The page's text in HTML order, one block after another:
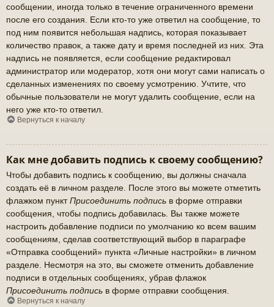
сообщении, иногда только в течение ограниченного времени
после его создания. Если кто-то уже ответил на сообщение, то
под ним появится небольшая надпись, которая показывает
количество правок, а также дату и время последней из них. Эта
надпись не появляется, если сообщение редактировал
администратор или модератор, хотя они могут сами написать о
сделанных изменениях по своему усмотрению. Учтите, что
обычные пользователи не могут удалить сообщение, если на
него уже кто-то ответил.
Вернуться к началу
Как мне добавить подпись к своему сообщению?
Чтобы добавить подпись к сообщению, вы должны сначала
создать её в личном разделе. После этого вы можете отметить
флажком пунктПрисоединить подпись в форме отправки
сообщения, чтобы подпись добавилась. Вы также можете
настроить добавление подписи по умолчанию ко всем вашим
сообщениям, сделав соответствующий выбор в параграфе
«Отправка сообщений» пункта «Личные настройки» в личном
разделе. Несмотря на это, вы сможете отменить добавление
подписи в отдельных сообщениях, убрав флажок
Присоединить подпись в форме отправки сообщения.
Вернуться к началу